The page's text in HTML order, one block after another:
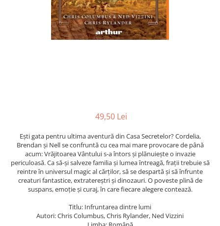
Foarfece școlare
Globuri pământești
Cutii sandwich și caserole
Caiete muzică
Caiete geografie și biologie
Caiete tip I, II și III
Caiete foi veline
Rezerve pentru caiete
Blocuri de desen școlare
49,50 Lei
Ești gata pentru ultima aventură din Casa Secretelor? Cordelia,
Brendan și Nell se confruntă cu cea mai mare provocare de până
acum: Vrăjitoarea Vântului s-a întors și plănuiește o invazie
periculoasă. Ca să-și salveze familia și lumea întreagă, frații trebuie să
reintre în universul magic al cărților, să se despartă și să înfrunte
creaturi fantastice, extratereștri și dinozauri. O poveste plină de
suspans, emoție și curaj, în care fiecare alegere contează.
Titlu: Infruntarea dintre lumi
Autori: Chris Columbus, Chris Rylander, Ned Vizzini